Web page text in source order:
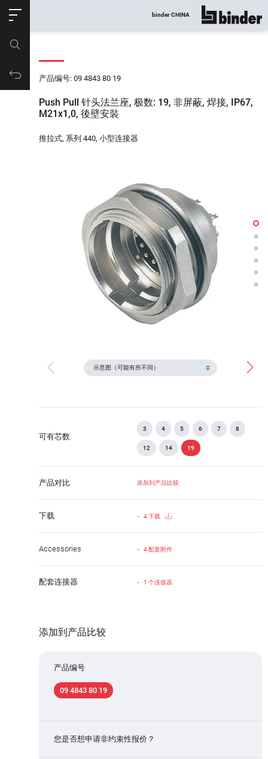
购物车
binder CHINA 显示所有
产品编号: 09 4843 80 19
Push Pull 针头法兰座, 极数: 19, 非屏蔽, 焊接, IP67,
M21x1,0, 後壁安裝
推拉式, 系列 440, 小型连接器
可有芯数
3 4 5 6 7 8
12 14 19
产品对比 添加到产品比较
下载 4 下载
Accessories 4 配套附件
配套连接器 1 个连接器
添加到产品比较
产品编号
09 4843 80 19
您是否想申请非约束性报价？